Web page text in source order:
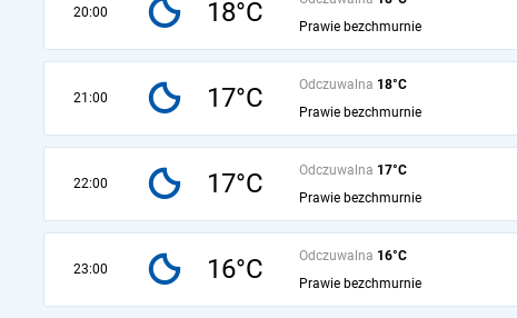
20:00 18°C
Prawie bezchmurnie
21:00 17°C Odczuwalna 18°C
Prawie bezchmurnie
22:00 17°C Odczuwalna 17°C
Prawie bezchmurnie
23:00 16°C Odczuwalna 16°C
Prawie bezchmurnie